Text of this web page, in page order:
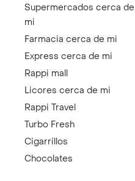
Supermercados cerca de
mi
Farmacia cerca de mi
Express cerca de mi
Rappi mall
Licores cerca de mi
Rappi Travel
Turbo Fresh
Cigarrillos
Chocolates